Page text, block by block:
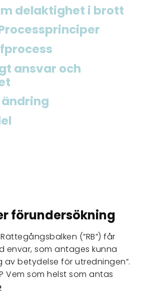
delaktighet i brott
ansvar och
förundersökning
(”RB”) får
envar, som antages kunna
av betydelse för utredningen”.
Vem som helst som antas